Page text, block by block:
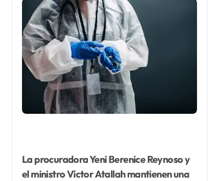
La procuradora Yeni Berenice Reynoso y
el ministro Víctor Atallah mantienen una